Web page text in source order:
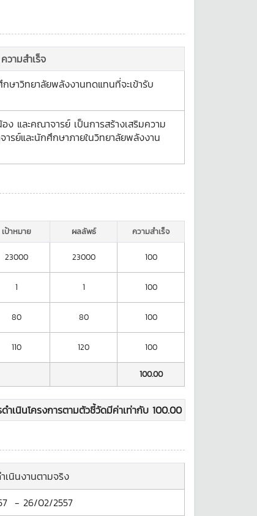
ความสำเร็จ
ษาวิทยาลัยพลังงานทดแทนที่จะเข้ารับ
ง และคณาจารย์ เป็นการสร้างเสริมความ
รย์และนักศึกษาภายในวิทยาลัยพลังงาน
เป้าหมาย ผลลัพธ์
ความสำเร็จ
23000 23000 100
1 1 100
80 80 100
110 120 100
100.00
ำเนินโครงการตามตัวชี้วัดมีค่าเท่ากับ 100.00
เนินงานตามจริง
- 26/02/2557